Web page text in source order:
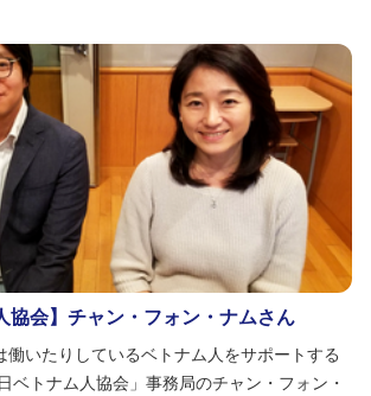
協会】チャン・フォン・ナムさん
働いたりしているベトナム人をサポートする
ベトナム人協会」事務局のチャン・フォン・